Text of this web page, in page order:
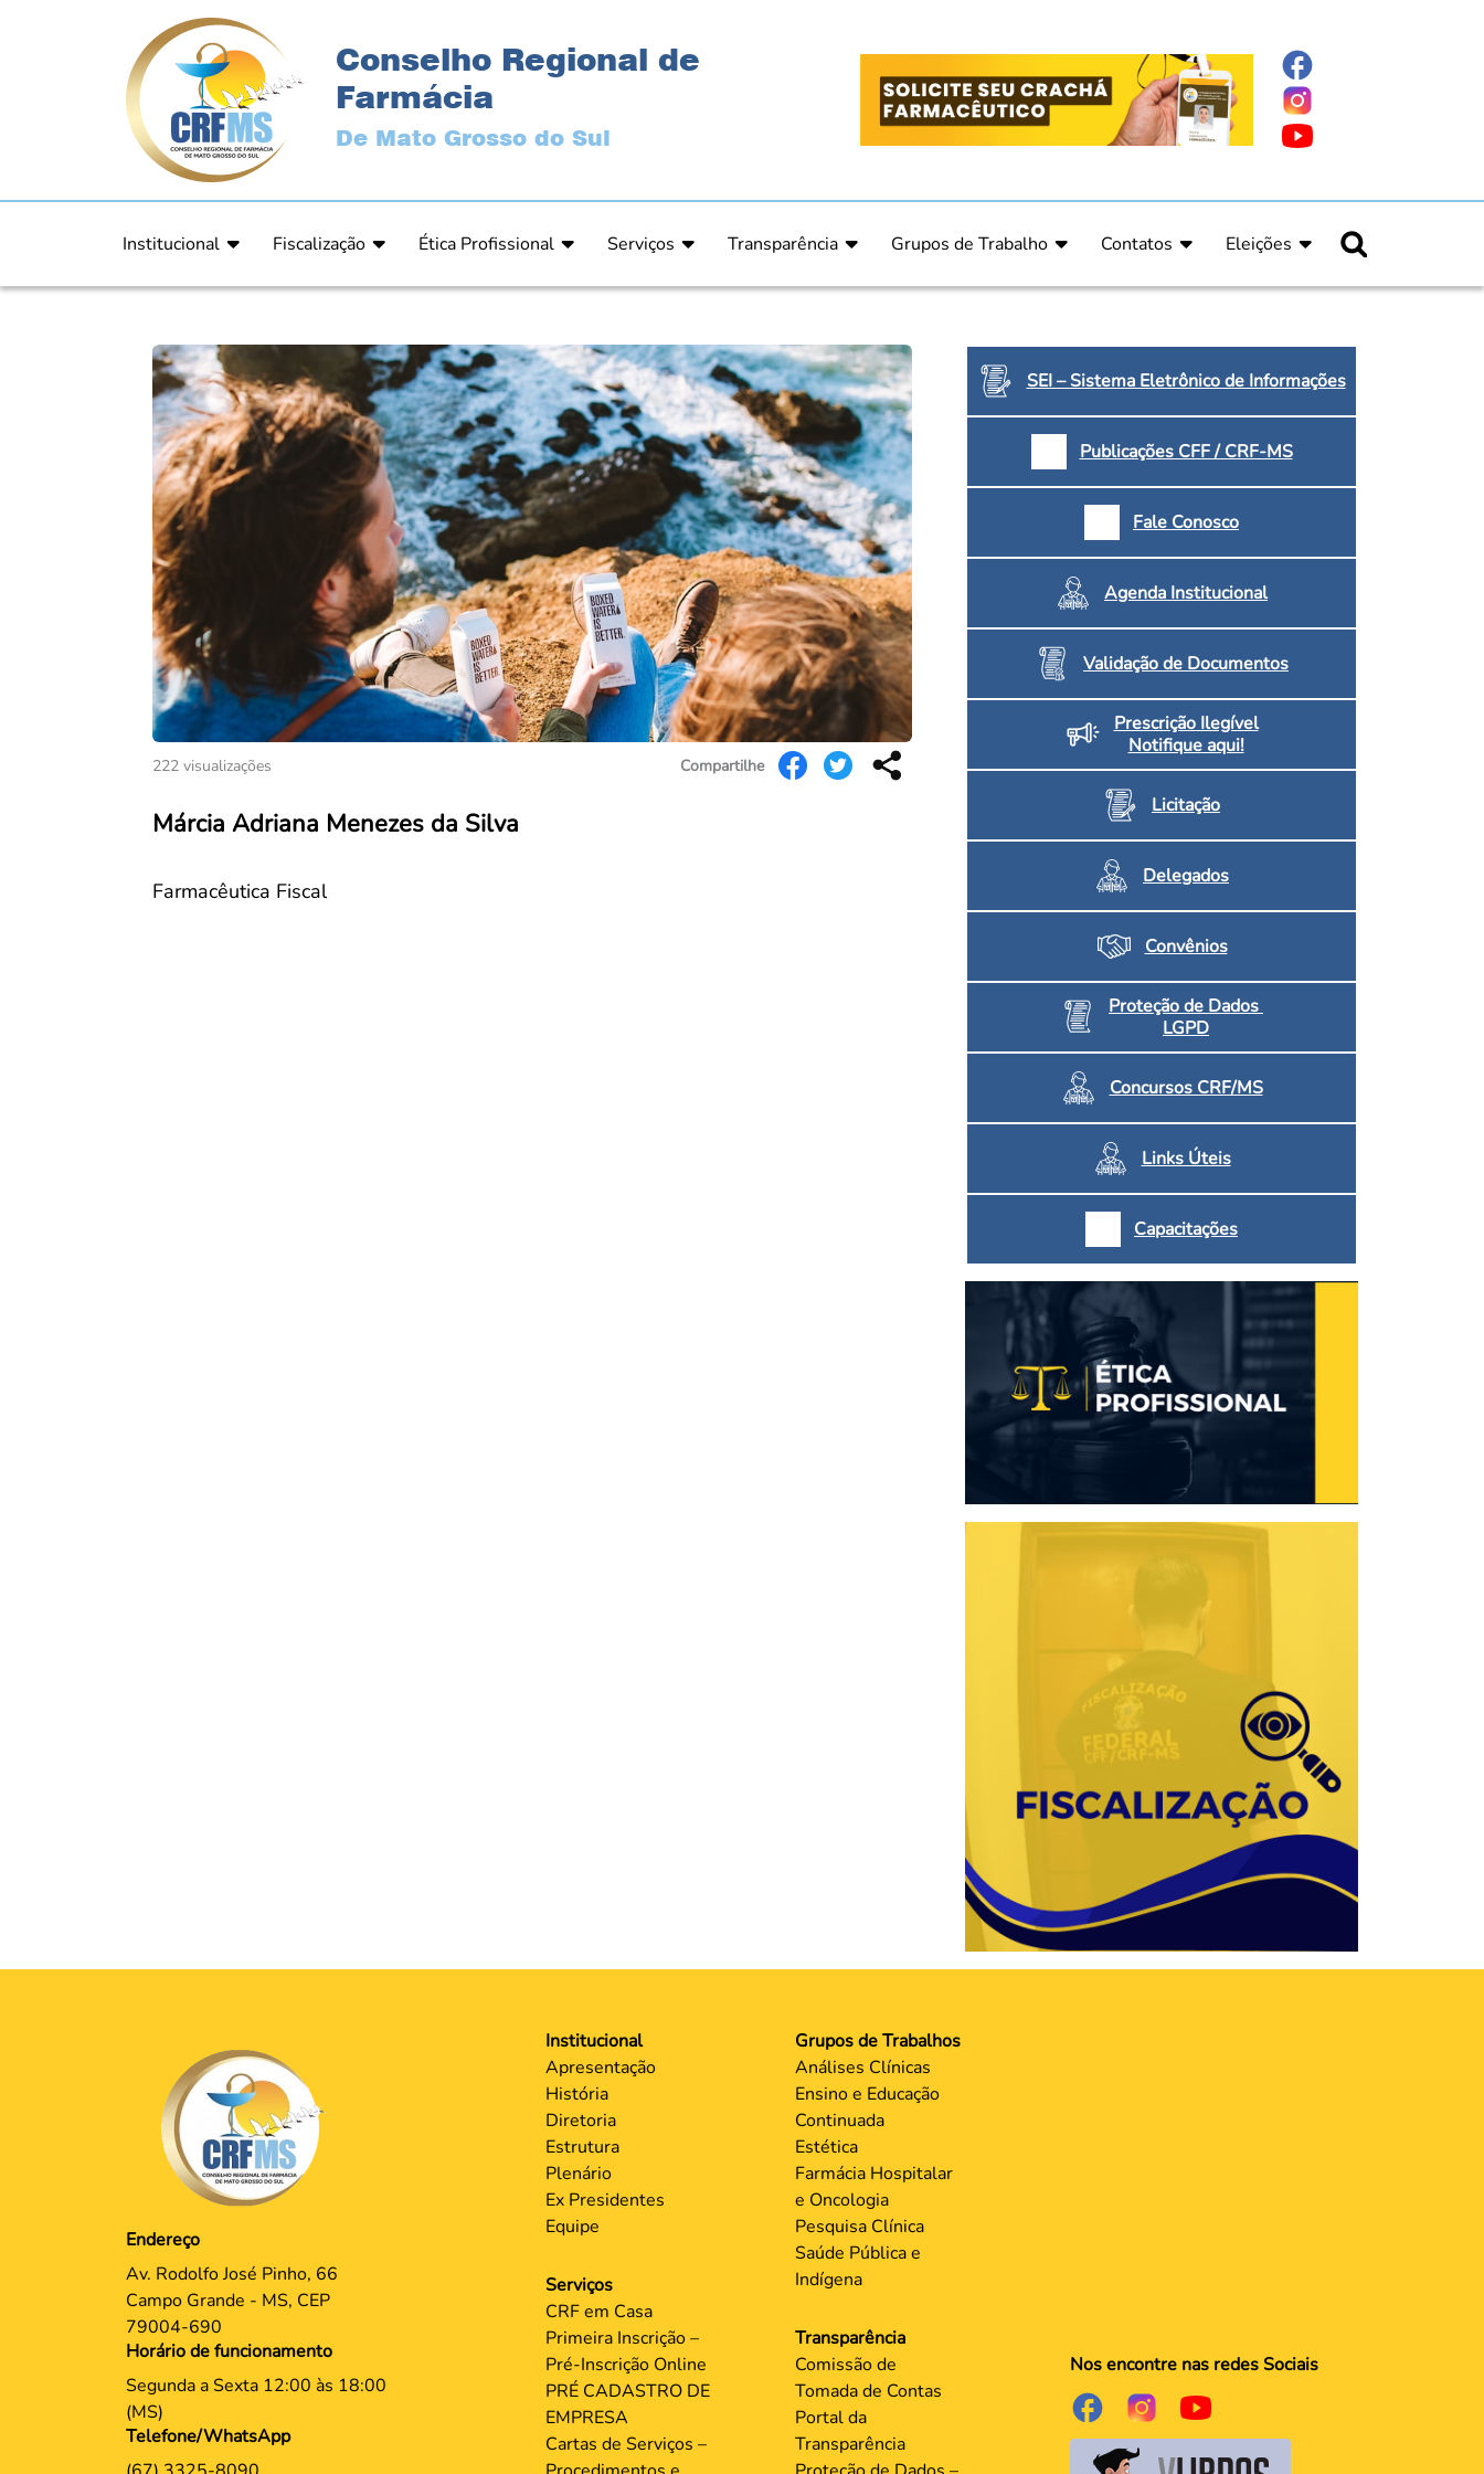
Conselho Regional de
Farmácia
De Mato Grosso do Sul
Institucional
Estrutura
Diretoria
Plenário
Ex Presidentes
Equipe
Fiscalização
Orientação
Processos Fiscais
Relatórios
Ética Profissional
Comunicado de Julgamento
Resultado de Julgamento / Acórdão
Relatório Comissão de Ética CRFMS
Serviços
Cartas de Serviços – Procedimentos e formulários
Prazos de Processos Secretaria
Orientações Técnicas
Ouvidoria
Dúvidas Frequentes
Convenção Coletiva 2025/2026 – Piso salarial Farmácias e Drogaria
Consulta de Farmacêuticos e Estabelecimentos Inscritos no CRF/MS
Transparência
Proteção de Dados – LGPD
Grupos de Trabalho
Estética
Farmácia Hospitalar e Oncologia
Pesquisa Clínica
Saúde Pública e Indígena
Contatos
Eleições
Candidatos
222 visualizações Compartilhe
Márcia Adriana Menezes da Silva
Farmacêutica Fiscal
SEI – Sistema Eletrônico de Informações
Publicações CFF / CRF-MS
Fale Conosco
Agenda Institucional
Validação de Documentos
Prescrição Ilegível
Notifique aqui!
Licitação
Delegados
Convênios
Proteção de Dados
LGPD
Concursos CRF/MS
Links Úteis
Capacitações
Endereço
Av. Rodolfo José Pinho, 66
Campo Grande - MS, CEP
79004-690
Horário de funcionamento
Segunda a Sexta 12:00 às 18:00
(MS)
Telefone/WhatsApp
Institucional
Apresentação
História
Diretoria
Estrutura
Plenário
Ex Presidentes
Equipe
Serviços
CRF em Casa
Primeira Inscrição –
Pré-Inscrição Online
PRÉ CADASTRO DE
EMPRESA
Cartas de Serviços –
Grupos de Trabalhos
Análises Clínicas
Ensino e Educação
Continuada
Estética
Farmácia Hospitalar
e Oncologia
Pesquisa Clínica
Saúde Pública e
Indígena
Transparência
Comissão de
Tomada de Contas
Portal da
Transparência
Nos encontre nas redes Sociais